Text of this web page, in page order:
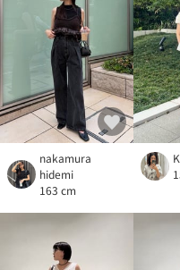
nakamura
hidemi
163 cm